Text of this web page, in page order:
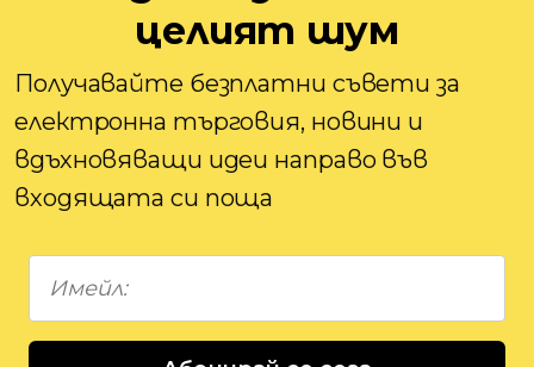
целият шум
Получавайте безплатни съвети за
електронна търговия, новини и
вдъхновяващи идеи направо във
входящата си поща